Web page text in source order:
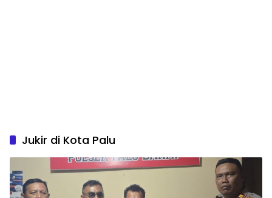
Jukir di Kota Palu